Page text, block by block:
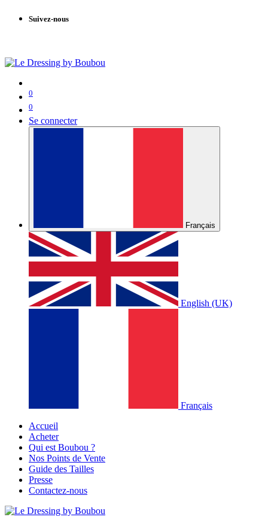
Suivez-nous
0
0
Se connecter
Français
English (UK)
Français
Accueil
Acheter
Qui est Boubou ?
Nos Points de Vente
Guide des Tailles
Presse
Contactez-nous